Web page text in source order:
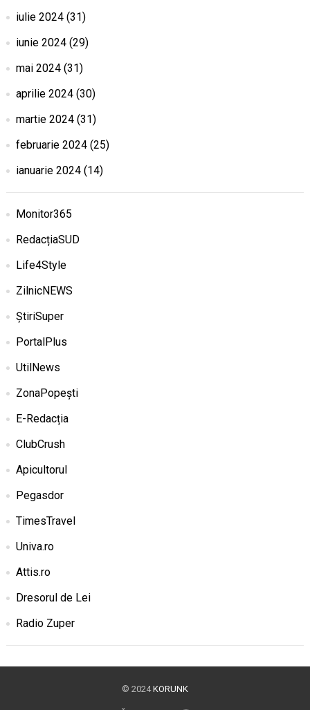
iulie 2024(31)
iunie 2024(29)
mai 2024(31)
aprilie 2024(30)
martie 2024(31)
februarie 2024(25)
ianuarie 2024(14)
Monitor365
RedacțiaSUD
Life4Style
ZilnicNEWS
ȘtiriSuper
PortalPlus
UtilNews
ZonaPopești
E-Redacția
ClubCrush
Apicultorul
Pegasdor
TimesTravel
Univa.ro
Attis.ro
Dresorul de Lei
Radio Zuper
© 2024KORUNK